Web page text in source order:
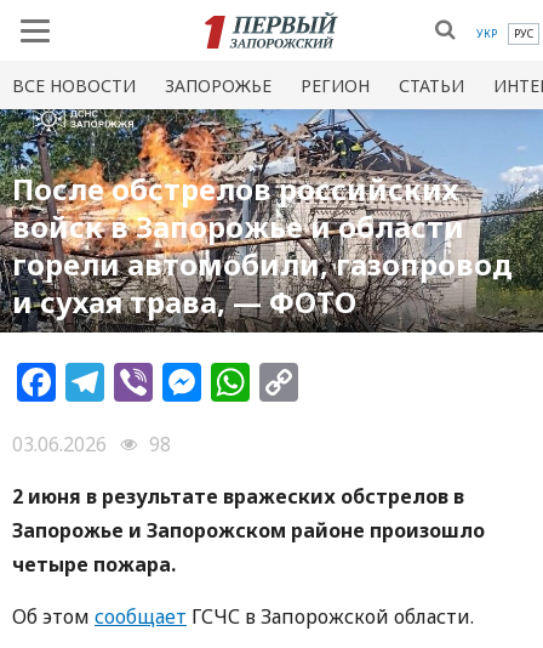
УКР РУС
ВСЕ НОВОСТИ ЗАПОРОЖЬЕ РЕГИОН СТАТЬИ
После обстрелов российских
войск в Запорожье и области
горели автомобили, газопровод
и сухая трава, — ФОТО
Facebook
Telegram
ViberMessenger
WhatsApp
03.06.2026
98
2 июня в результате вражеских обстрелов в
Запорожье и Запорожском районе произошло
четыре пожара.
Об этом сообщает ГСЧС в Запорожской области.